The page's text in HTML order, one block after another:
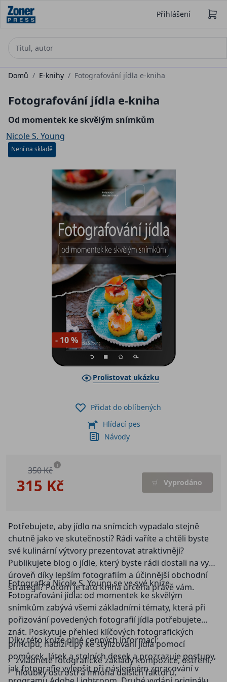
Přihlášení
Domů / E-knihy / Fotografování jídla e-kniha
Fotografování jídla e-kniha
Od momentek ke skvělým snímkům
Nicole S. Young
Není na skladě
- 10 %
Prolistovat ukázku
315 Kč
350 Kč i
Vyprodáno
Přidat do oblíbených
Hlídací pes
Návody
Potřebujete, aby jídlo na snímcích vypadalo stejně
chutně jako ve skutečnosti? Rádi vaříte a chtěli byste
své kulinární výtvory prezentovat atraktivněji?
Publikujete blog o jídle, který byste rádi dostali na vyšší
úroveň díky lepším fotografiím a účinnější obchodní
strategii? Potom je tato kniha určena právě vám.
Fotografka Nicole S. Young se ve své knize
Fotografování jídla: od momentek ke skvělým
snímkům zabývá všemi základními tématy, která při
pořizování povedených fotografií jídla potřebujete
znát. Poskytuje přehled klíčových fotografických
principů, nabízí tipy ke stylizování jídla pomocí
pomůcek, látek a stolních desek a prozrazuje postupy,
jak fotografie vylepšit při následném zpracování v
Díky této knize plné cenných informací:
zvládnete fotografické základy kompozice, ostření,
hloubky ostrosti a mnoha dalších faktorů,